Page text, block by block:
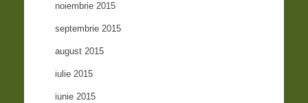
noiembrie 2015
septembrie 2015
august 2015
iulie 2015
iunie 2015